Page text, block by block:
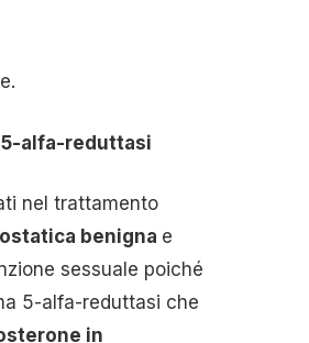
alfa-reduttasi
nel trattamento
benigna e
sessuale poiché
5-alfa-reduttasi che
in